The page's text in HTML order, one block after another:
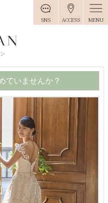
SNS ACCESS MENU
ていませんか？